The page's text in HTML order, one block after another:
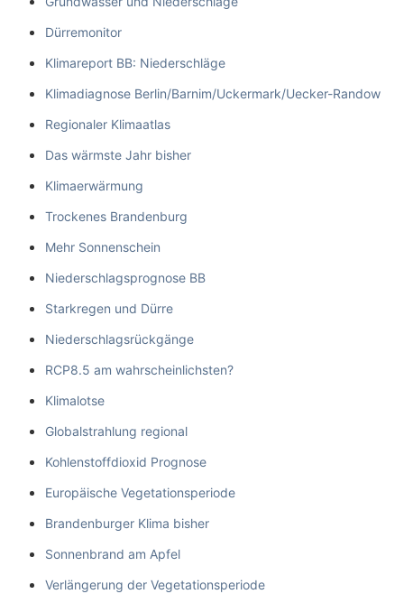
Dürremonitor
Klimareport BB: Niederschläge
Klimadiagnose Berlin/Barnim/Uckermark/Uecker-Randow
Regionaler Klimaatlas
Das wärmste Jahr bisher
Klimaerwärmung
Trockenes Brandenburg
Mehr Sonnenschein
Niederschlagsprognose BB
Starkregen und Dürre
Niederschlagsrückgänge
RCP8.5 am wahrscheinlichsten?
Klimalotse
Globalstrahlung regional
Kohlenstoffdioxid Prognose
Europäische Vegetationsperiode
Brandenburger Klima bisher
Sonnenbrand am Apfel
Verlängerung der Vegetationsperiode